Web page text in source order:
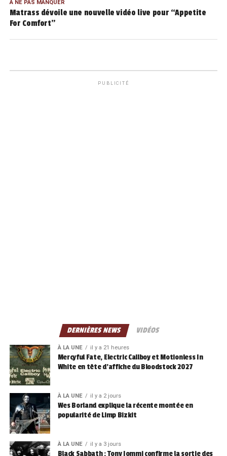
À NE PAS MANQUER
Matrass dévoile une nouvelle vidéo live pour “Appetite
For Comfort”
PUBLICITÉ
DERNIÈRES NEWS VIDÉOS
À LA UNE il y a 21 heures
Mercyful Fate, Electric Callboy et Motionless In
White en tête d’affiche du Bloodstock 2027
À LA UNE il y a 2 jours
Wes Borland explique la récente montée en
popularité de Limp Bizkit
À LA UNE il y a 3 jours
Black Sabbath : Tony Iommi confirme la sortie des